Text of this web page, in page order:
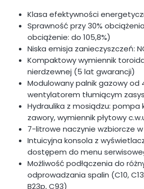
Klasa efektywności
Sprawność przy 30%
obciążenie: do 105,8%)
Niska emisja zanieczyszczeń:
Kompaktowy wymiennik
nierdzewnej (5 lat gwarancji)
Modulowany palnik gazowy od
wentylatorem tłumiącym
Hydraulika z mosiądzu: pompa
zawory, wymiennik płytowy
7-litrowe naczynie wzbiorcze
Intuicyjna konsola z
dostępem do menu
Możliwość podłączenia do
odprowadzania spalin (C10,
B23p, C93)